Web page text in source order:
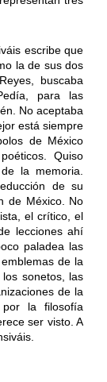
escribe que
la de sus dos
buscaba
para las
No aceptaba
está siempre
de México
Quiso
la memoria.
de su
de México. No
el crítico, el
lecciones ahí
paladea las
de la
sonetos, las
de la
la filosofía
ser visto. A